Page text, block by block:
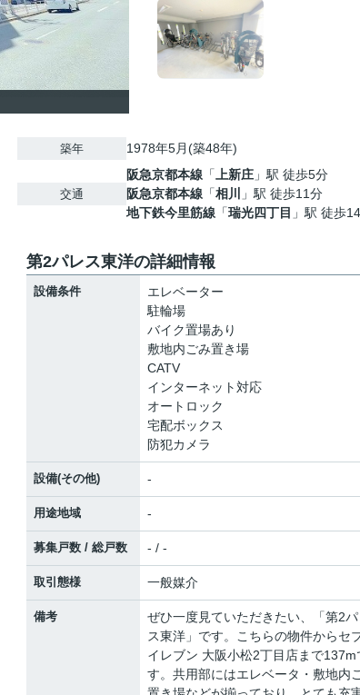
築年 1978年5月(築48年)
交通
阪急京都本線 「 上新庄 」駅 徒歩5分
阪急京都本線 「相川
」駅 徒歩11分
地下鉄今里筋線 「瑞光四丁目 」駅 徒歩
第2パレス東洋の詳細情報
設備条件
エレベーター
駐輪場
バイク置場あり
敷地内ごみ置き場
CATV
インターネット対応
オートロック
宅配ボックス
防犯カメラ
設備(その他) -
用途地域 -
募集戸数 / 総戸数 - / -
取引態様 一般媒介
備考
ぜひ一度見ていただきたい、「第2
ス東洋」です。こちらの物件からセ
イレブン 大阪小松2丁目店まで137m
す。共用部にはエレベータ・敷地内